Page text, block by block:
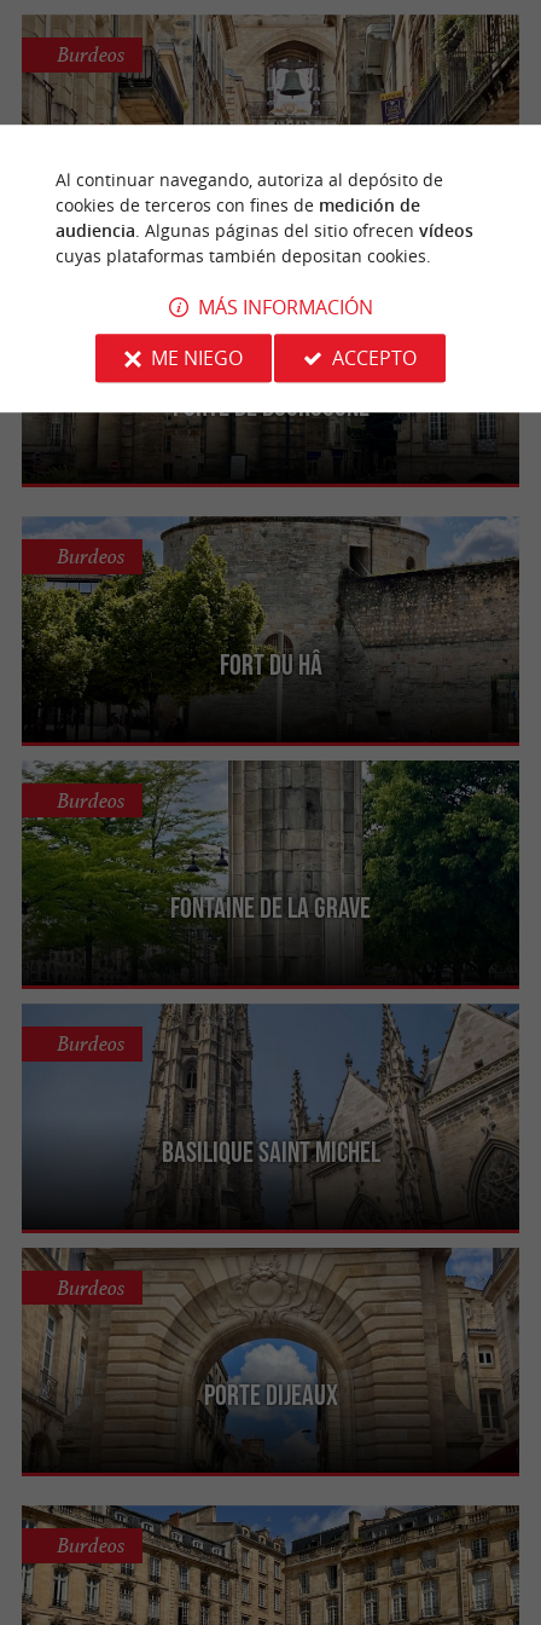
Burdeos
Porte de Bourgogne
Fort du Hâ
Burdeos
Fontaine de la Grave
Burdeos
Basilique Saint Michel
Burdeos
Porte Dijeaux
Burdeos
Burdeos
Al continuar navegando, autoriza al depósito de
cookies de terceros con fines de medición de
audiencia. Algunas páginas del sitio ofrecen vídeos
cuyas plataformas también depositan cookies.
MÁS INFORMACIÓN
ME NIEGO
ACCEPTO